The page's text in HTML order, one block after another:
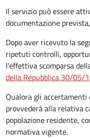
Il servizio può essere
documentazione
Dopo aver ricevuto la
ripetuti controlli,
l'effettiva scomparsa
della Repubblica 30/05/
Qualora gli
provvederà alla relativa
popolazione residente,
normativa vigente.